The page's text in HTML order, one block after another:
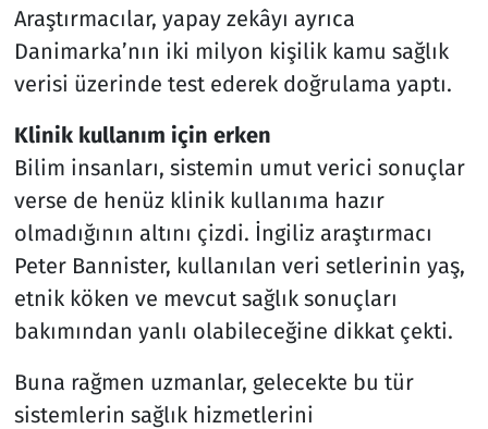
Araştırmacılar, yapay zekâyı ayrıca
Danimarka’nın iki milyon kişilik kamu sağlık
verisi üzerinde test ederek doğrulama yaptı.
Klinik kullanım için erken
Bilim insanları, sistemin umut verici sonuçlar
verse de henüz klinik kullanıma hazır
olmadığının altını çizdi. İngiliz araştırmacı
Peter Bannister, kullanılan veri setlerinin yaş,
etnik köken ve mevcut sağlık sonuçları
bakımından yanlı olabileceğine dikkat çekti.
Buna rağmen uzmanlar, gelecekte bu tür
sistemlerin sağlık hizmetlerini